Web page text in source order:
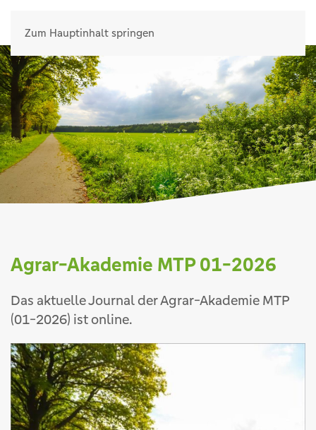
Zum Hauptinhalt springen
Agrar-Akademie MTP 01-2026
Das aktuelle Journal der Agrar-Akademie MTP
(01-2026) ist online.